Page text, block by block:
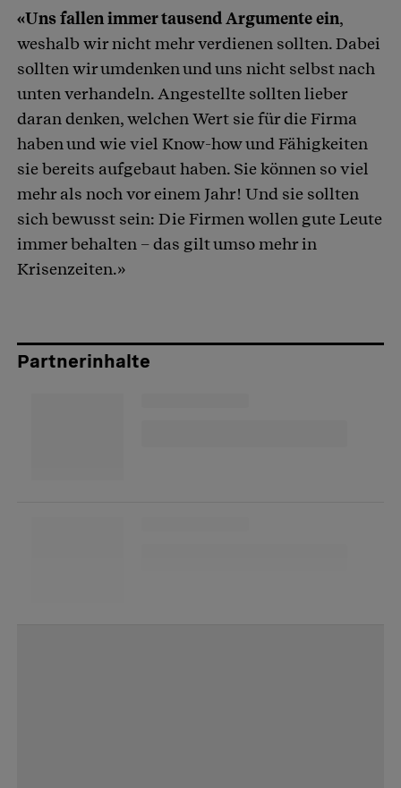
«Uns fallen immer tausend Argumente ein,
weshalb wir nicht mehr verdienen sollten. Dabei
sollten wir umdenken und uns nicht selbst nach
unten verhandeln. Angestellte sollten lieber
daran denken, welchen Wert sie für die Firma
haben und wie viel Know-how und Fähigkeiten
sie bereits aufgebaut haben. Sie können so viel
mehr als noch vor einem Jahr! Und sie sollten
sich bewusst sein: Die Firmen wollen gute Leute
immer behalten – das gilt umso mehr in
Krisenzeiten.»
Partnerinhalte